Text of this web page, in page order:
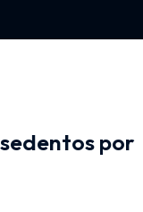
por